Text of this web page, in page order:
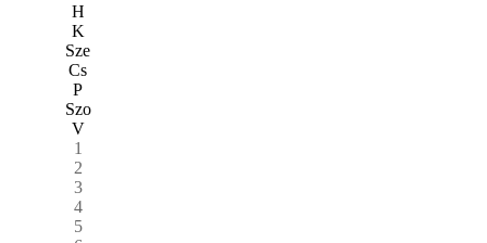
H
K
Sze
Cs
P
Szo
V
1
2
3
4
5